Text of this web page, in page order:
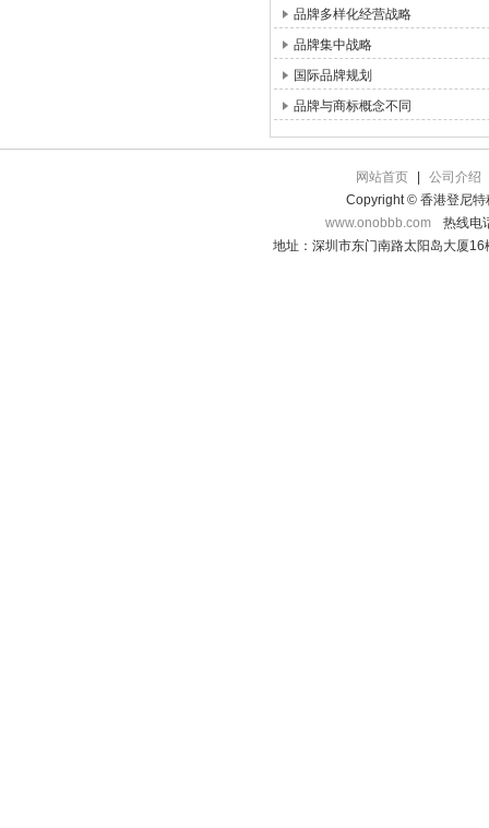
品牌多样化经营战略
品牌集中战略
国际品牌规划
品牌与商标概念不同
网站首页
公司介绍
Copyright © 香港登尼特
www.onobbb.com
热线电
地址：深圳市东门南路太阳岛大厦